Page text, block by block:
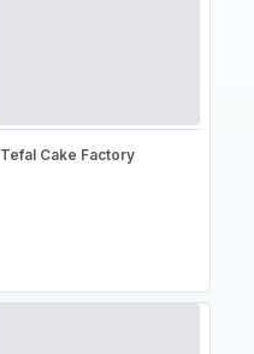
Tefal Cake Factory